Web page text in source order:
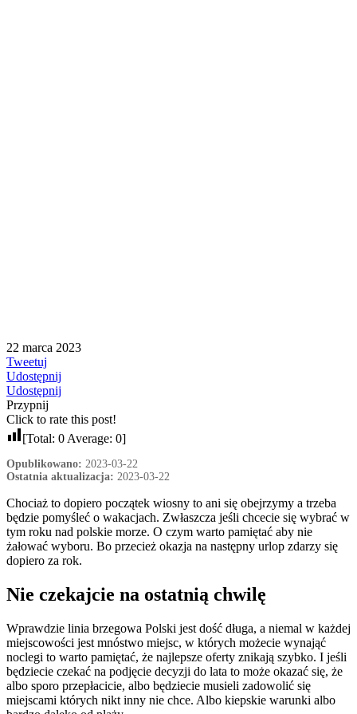
22 marca 2023
Tweetuj
Udostępnij
Udostępnij
Przypnij
Click to rate this post!
[Total: 0Average: 0]
Opublikowano: 2023-03-22
Ostatnia aktualizacja: 2023-03-22
Chociaż to dopiero początek wiosny to ani się obejrzymy a trzeba
będzie pomyśleć o wakacjach. Zwłaszcza jeśli chcecie się wybrać w
tym roku nad polskie morze. O czym warto pamiętać aby nie
żałować wyboru. Bo przecież okazja na następny urlop zdarzy się
dopiero za rok.
Nie czekajcie na ostatnią chwilę
Wprawdzie linia brzegowa Polski jest dość długa, a niemal w każdej
miejscowości jest mnóstwo miejsc, w których możecie wynająć
noclegi to warto pamiętać, że najlepsze oferty znikają szybko. I jeśli
będziecie czekać na podjęcie decyzji do lata to może okazać się, że
albo sporo przepłacicie, albo będziecie musieli zadowolić się
miejscami których nikt inny nie chce. Albo kiepskie warunki albo